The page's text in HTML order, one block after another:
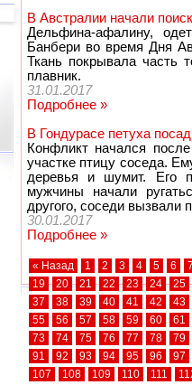
В Австралии начали
Дельфина-афалину,
Банбери во время Дня
Ткань покрывала часть
плавник.
31.01.2017
Подробнее »
В Гондурасе петуха
Конфликт начался
участке птицу соседа.
деревья и шумит. Его
мужчины начали
другого, соседи вызвали
30.01.2017
Подробнее »
« Назад 1 2 3 4 5 6
19
20 21 22 23 24
25
37
38 39 40 41 42
43
55
56 57 58 59 60
61
73
74 75 76 77 78
79
91
92 93 94 95 96
97
107
108 109 110 111